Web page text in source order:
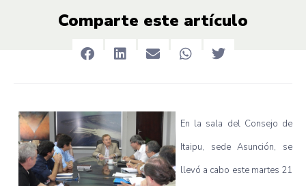
Comparte este artículo
En la sala del Consejo de
Itaipu, sede Asunción, se
llevó a cabo este martes 21